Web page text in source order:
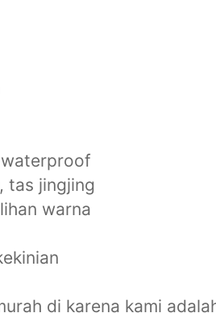
tas jingjing
warna
di karena kami